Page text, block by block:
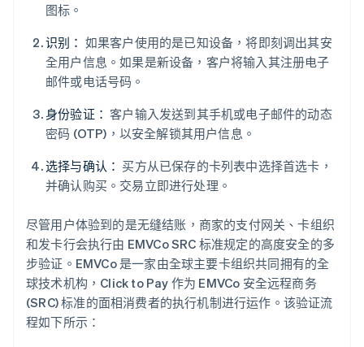
图标。
识别： 如果客户使用的是已知设备，将即刻调出其安
全用户信息。如果是新设备，客户将输入其注册电子
邮件或电话号码。
身份验证： 客户输入发送到其手机或电子邮件的动态
密码 (OTP)，以安全解锁其用户信息。
选择与确认： 买方从已保存的卡列表中选择首选卡，
并确认购买。交易立即进行处理。
尽管用户体验到的是无缝结账，商家的支付网关、卡组织
和发卡行会执行由 EMVCo SRC 标准规定的高度安全的多
步验证。EMVCo 是一家由全球主要卡组织共同拥有的全
球技术机构，Click to Pay 作为 EMVCo 安全远程商务
(SRC) 标准的面相消费者的执行机制进行运作。该验证流
程如下所示：